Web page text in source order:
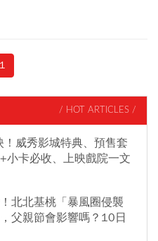
的初衷，是鼓勵探索，希望人們
1
/ HOT ARTICLES /
威秀影城特典、預售套
卡必收、上映戲院一文
北北基桃「暴風圈侵襲
父親節會影響嗎？10日